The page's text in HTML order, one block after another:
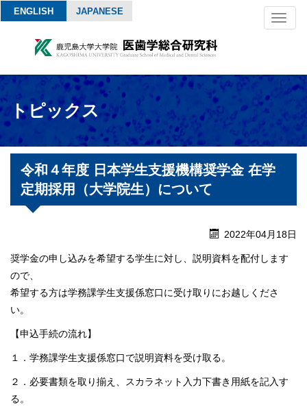
ENGLISH JAPANESE
トピックス
令和４年度 日本学生支援機構奨学金 在学
定期採用（大学院生）について
2022年04月18日
奨学金の申し込みを希望する学生に対し、説明資料を配付します
ので、
希望する方は学務課学生支援係窓口に受け取りにお越しくださ
い。
【申込手続の流れ】
１．学務課学生支援係窓口で説明資料を受け取る。
２．必要書類を取り揃え、スカラネット入力下書き用紙を記入す
る。